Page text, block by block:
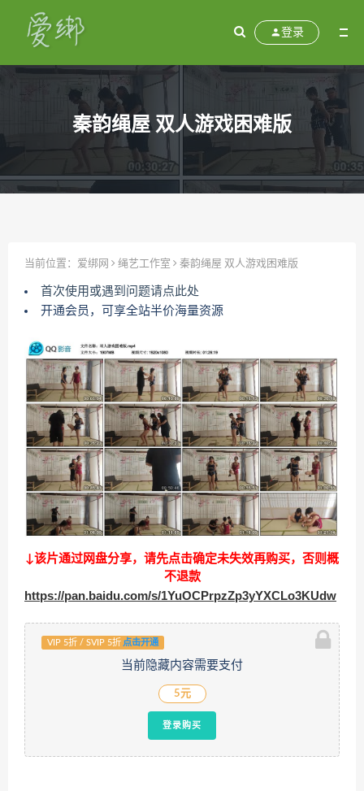
登录
秦韵绳屋 双人游戏困难版
当前位置： 爱绑网 绳艺工作室 秦韵绳屋 双人游戏困难版
首次使用或遇到问题请点此处
开通会员，可享全站半价海量资源
↓该片通过网盘分享，请先点击确定未失效再购买，否则概
不退款
https://pan.baidu.com/s/1YuOCPrpzZp3yYXCLo3KUdw
VIP 5折 / SVIP 5折 点击开通
当前隐藏内容需要支付
5元
登录购买